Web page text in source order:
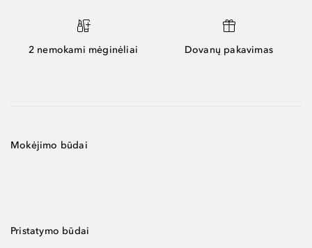
2 nemokami mėginėliai Dovanų pakavimas
Mokėjimo būdai
Pristatymo būdai